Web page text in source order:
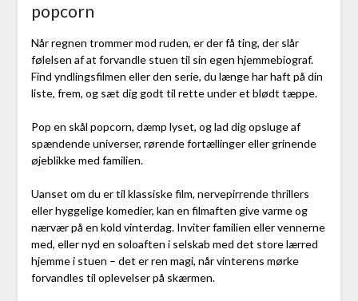
popcorn
Når regnen trommer mod ruden, er der få ting, der slår
følelsen af at forvandle stuen til sin egen hjemmebiograf.
Find yndlingsfilmen eller den serie, du længe har haft på din
liste, frem, og sæt dig godt til rette under et blødt tæppe.
Pop en skål popcorn, dæmp lyset, og lad dig opsluge af
spændende universer, rørende fortællinger eller grinende
øjeblikke med familien.
Uanset om du er til klassiske film, nervepirrende thrillers
eller hyggelige komedier, kan en filmaften give varme og
nærvær på en kold vinterdag. Inviter familien eller vennerne
med, eller nyd en soloaften i selskab med det store lærred
hjemme i stuen – det er ren magi, når vinterens mørke
forvandles til oplevelser på skærmen.